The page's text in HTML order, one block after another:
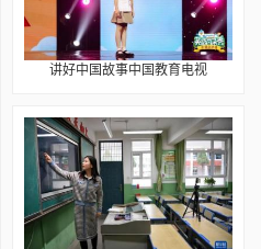
讲好中国故事中国教育电视